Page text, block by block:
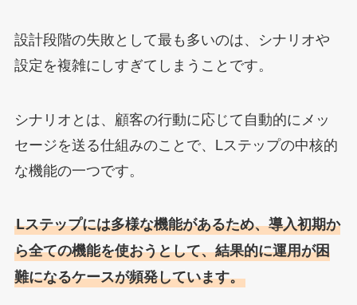
設計段階の失敗として最も多いのは、シナリオや
設定を複雑にしすぎてしまうことです。
シナリオとは、顧客の行動に応じて自動的にメッ
セージを送る仕組みのことで、Lステップの中核的
な機能の一つです。
Lステップには多様な機能があるため、導入初期か
ら全ての機能を使おうとして、結果的に運用が困
難になるケースが頻発しています。